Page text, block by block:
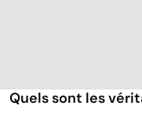
Quels sont les